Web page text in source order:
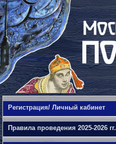
Регистрация/ Личный кабинет
Правила проведения 2025-2026 гг.